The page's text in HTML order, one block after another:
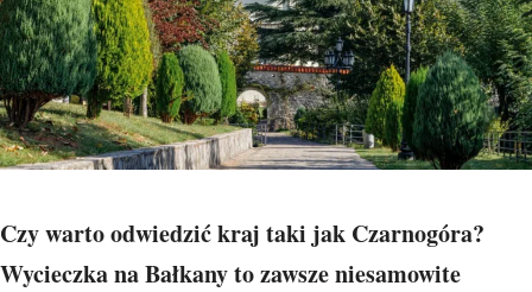
Czy warto odwiedzić kraj taki jak Czarnogóra?
Wycieczka na Bałkany to zawsze niesamowite